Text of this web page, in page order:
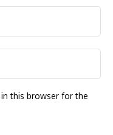
this browser for the